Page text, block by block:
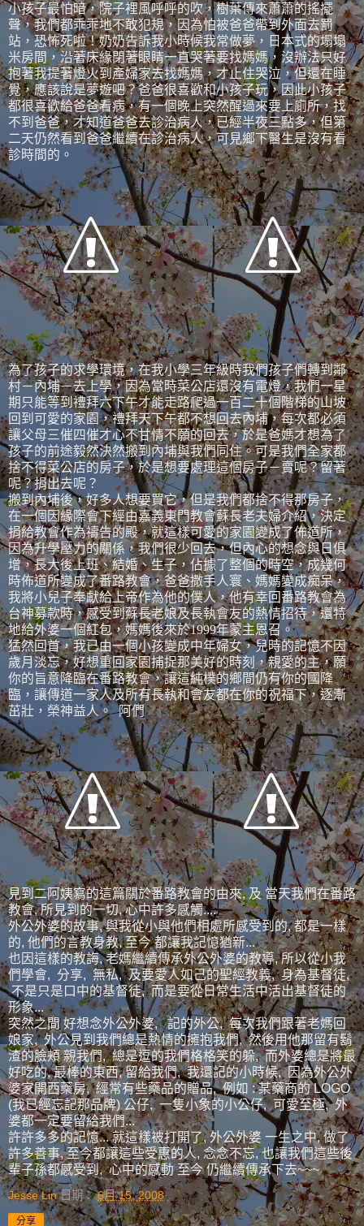
小孩子最怕暗，院子裡風呼呼的吹，樹葉傳來蕭蕭的搖擺
聲，我們都乖乖地不敢犯規，因為怕被爸爸帶到外面去罰
站，恐怖死啦！奶奶告訴我小時候我常做夢，日本式的塌塌
米房間，沿著床緣閉著眼睛一直哭著要找媽媽，沒辦法只好
抱著我提著燈火到產婦家去找媽媽，才止住哭泣，但還在睡
覺，應該說是夢遊吧？爸爸很喜歡和小孩子玩，因此小孩子
都很喜歡給爸爸看病，有一個晚上突然醒過來要上廁所，找
不到爸爸，才知道爸爸去診治病人，已經半夜三點多，但第
二天仍然看到爸爸繼續在診治病人，可見鄉下醫生是沒有看
診時間的。
為了孩子的求學環境，在我小學三年級時我們孩子們轉到鄰
村－內埔－去上學，因為當時菜公店還沒有電燈，我們一星
期只能等到禮拜六下午才能走路爬過一百二十個階梯的山坡
回到可愛的家園，禮拜天下午都不想回去內埔，每次都必須
讓父母三催四催才心不甘情不願的回去，於是爸媽才想為了
孩子的前途毅然決然搬到內埔與我們同住。可是我們全家都
捨不得菜公店的房子，於是想要處理這個房子－賣呢？留著
呢？捐出去呢？
搬到內埔後，好多人想要買它，但是我們都捨不得那房子，
在一個因緣際會下經由嘉義東門教會蘇長老夫婦介紹，決定
捐給教會作為禱告的殿，就這樣可愛的家園變成了佈道所，
因為升學壓力的關係，我們很少回去，但內心的想念與日俱
增，長大後上班、結婚、生子，佔據了整個的時空，成幾何
時佈道所變成了番路教會，爸爸撒手人寰、媽媽變成痴呆，
我將小兒子奉獻給上帝作為他的僕人，他有幸回番路教會為
台神募款時，感受到蘇長老娘及長執會友的熱情招待，還特
地給外婆一個紅包，媽媽後來於1999年蒙主恩召。
猛然回首，我已由一個小孩變成中年婦女，兒時的記憶不因
歲月淡忘，好想重回家園捕捉那美好的時刻，親愛的主，願
你的旨意降臨在番路教會，讓這純樸的鄉間仍有你的國降
臨，讓傳道一家人及所有長執和會友都在你的祝福下，逐漸
茁壯，榮神益人。 阿們
見到二阿姨寫的這篇關於番路教會的由來, 及 當天我們在番路
教會, 所見到的一切, 心中許多感觸....
外公外婆的故事, 與我從小與他們相處所感受到的, 都是一樣
的, 他們的言教身教, 至今 都讓我記憶猶新...
也因這樣的教誨, 老媽繼續傳承外公外婆的教導, 所以從小我
們學會, 分享, 無私, 及要愛人如己的聖經教義, 身為基督徒,
不是只是口中的基督徒, 而是要從日常生活中活出基督徒的
形象...
突然之間 好想念外公外婆, 記的外公, 每次我們跟著老媽回
娘家, 外公見到我們總是熱情的擁抱我們, 然後用他那留有鬍
渣的臉頰 親我們, 總是逗的我們格格笑的躲, 而外婆總是將最
好吃的, 最棒的東西, 留給我們, 我還記的小時候, 因為外公外
婆家開西藥房, 經常有些藥品的贈品, 例如 : 某藥商的 LOGO
(我已經忘記那品牌) 公仔, 一隻小象的小公仔, 可愛至極, 外
婆都一定要留給我們...
許許多多的記憶... 就這樣被打開了, 外公外婆 一生之中, 做了
許多善事, 至今都讓這些受惠的人, 念念不忘, 也讓我們這些後
輩子孫都感受到, 心中的感動 至今 仍繼續傳承下去~~~
Jesse Lin 日期：6月 15, 2008
分享